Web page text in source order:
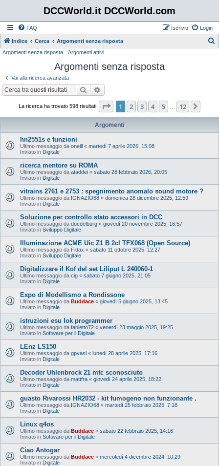
DCCWorld.it DCCWorld.com
FAQ Login
Iscriviti
Indice Cerca Argomenti senza risposta
Argomenti senza risposta Argomenti attivi
Argomenti senza risposta
Vai alla ricerca avanzata
Cerca
La ricerca ha trovato 598 risultati Pagina di 12
1 2 3 4 5 12
Argomenti
hn2551s e funzioni
Ultimo messaggio da oneill « martedì 7 aprile 2026, 15:08
Inviato in Digitale
ricerca mentore su ROMA
Ultimo messaggio da ataddei « sabato 28 febbraio 2026, 20:05
Inviato in Digitale
vitrains 2761 e 2753 : spegnimento anomalo sound motore ?
Ultimo messaggio da IGNAZIO68 « domenica 28 dicembre 2025, 12:59
Inviato in Digitale
Soluzione per controllo stato accessori in DCC
Ultimo messaggio da docdelburg « giovedì 20 novembre 2025, 16:57
Inviato in Sviluppo Digitale
Illuminazione ACME Uic Z1 B 2cl TFX068 (Open Source)
Ultimo messaggio da Fidax « sabato 11 ottobre 2025, 12:27
Inviato in Sviluppo Digitale
Digitalizzare il Kof del set Liliput L 240060-1
Ultimo messaggio da cig « sabato 7 giugno 2025, 21:05
Inviato in Digitale
Expo di Modellismo a Rondissone
Ultimo messaggio da Buddace « giovedì 5 giugno 2025, 13:45
Inviato in Digitale
istruzioni esu lok programmer
Ultimo messaggio da fabietto72 « venerdì 23 maggio 2025, 19:25
Inviato in Software per il Digitale
LEnz LS150
Ultimo messaggio da gpvasi « lunedì 28 aprile 2025, 17:16
Inviato in Digitale
Decoder Uhlenbrock 21 mtc sconosciuto
Ultimo messaggio da mattfra « giovedì 24 aprile 2025, 18:22
Inviato in Digitale
guasto Rivarossi HR2032 - kit fumogeno non funzionante .
Ultimo messaggio da IGNAZIO68 « martedì 25 febbraio 2025, 7:18
Inviato in Digitale
Linux q4os
Ultimo messaggio da Buddace « sabato 22 febbraio 2025, 14:16
Inviato in Software per il Digitale
Ciao Antogar
Ultimo messaggio da Buddace « mercoledì 4 dicembre 2024, 10:29
Inviato in Digitale